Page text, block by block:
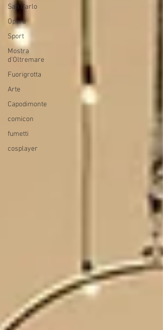
San Carlo
Opera
Sport
Mostra
d'Oltremare
Fuorigrotta
Arte
Capodimonte
comicon
fumetti
cosplayer